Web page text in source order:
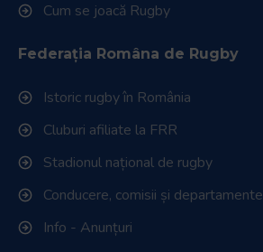
Cum se joacă Rugby
Federația Româna de Rugby
Istoric rugby în România
Cluburi afiliate la FRR
Stadionul național de rugby
Conducere, comisii și departamente
Info - Anunțuri